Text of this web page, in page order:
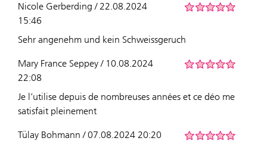
Nicole Gerberding / 22.08.2024
15:46
Sehr angenehm und kein Schweissgeruch
Mary France Seppey / 10.08.2024
22:08
Je l’utilise depuis de nombreuses années et ce déo me
satisfait pleinement
Tülay Bohmann / 07.08.2024 20:20